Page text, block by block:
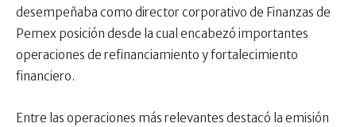
desempeñaba como director corporativo de Finanzas de
Pemex posición desde la cual encabezó importantes
operaciones de refinanciamiento y fortalecimiento
financiero.
Entre las operaciones más relevantes destacó la emisión